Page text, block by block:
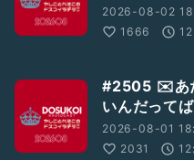
2026-08-02
1666
#2505 ✉️あ
いんだってば
2026-08-01
2031